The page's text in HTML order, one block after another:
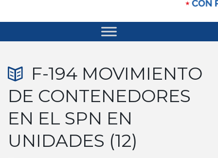
F-194 MOVIMIENTO
DE CONTENEDORES
EN EL SPN EN
UNIDADES (12)